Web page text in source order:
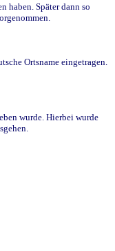
haben. Später dann so
Ortsname eingetragen.
wurde. Hierbei wurde